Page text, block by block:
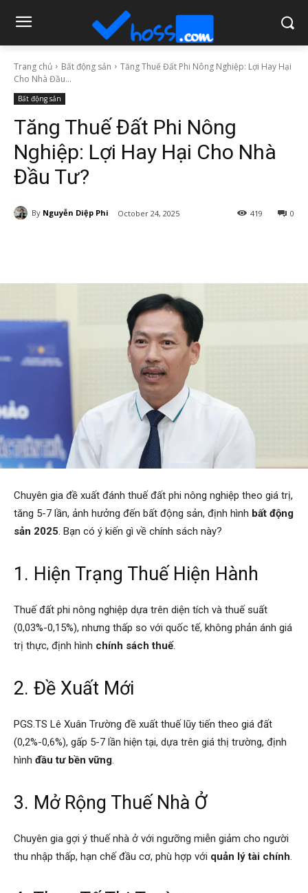
Trang chủ Bất động sản
Tăng Thuế Đất Phi Nông Nghiệp: Lợi Hay Hại
Cho Nhà Đầu...
Bất động sản
Tăng Thuế Đất Phi Nông
Nghiệp: Lợi Hay Hại Cho Nhà
Đầu Tư?
By Nguyễn Diệp Phi October 24, 2025 0
419
Chuyên gia đề xuất đánh thuế đất phi nông nghiệp theo giá trị,
tăng 5-7 lần, ảnh hưởng đến bất động sản, định hình bất động
sản 2025. Bạn có ý kiến gì về chính sách này?
1. Hiện Trạng Thuế Hiện Hành
Thuế đất phi nông nghiệp dựa trên diện tích và thuế suất
(0,03%-0,15%), nhưng thấp so với quốc tế, không phản ánh giá
trị thực, định hình chính sách thuế.
2. Đề Xuất Mới
PGS.TS Lê Xuân Trường đề xuất thuế lũy tiến theo giá đất
(0,2%-0,6%), gấp 5-7 lần hiện tại, dựa trên giá thị trường, định
hình đầu tư bền vững.
3. Mở Rộng Thuế Nhà Ở
Chuyên gia gợi ý thuế nhà ở với ngưỡng miễn giảm cho người
thu nhập thấp, hạn chế đầu cơ, phù hợp với quản lý tài chính.